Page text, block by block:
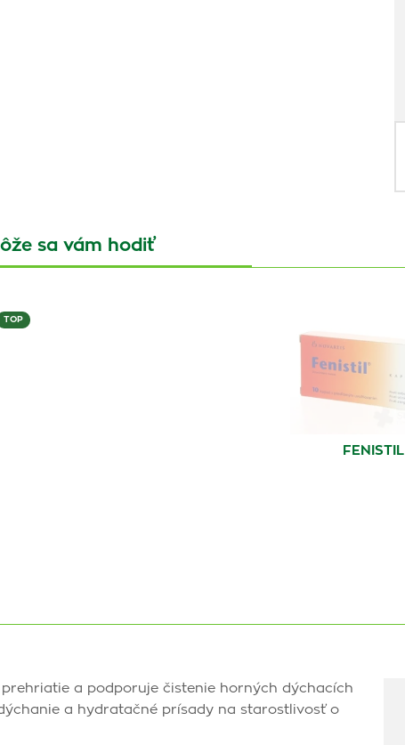
sa vám hodiť
TOP
FENISTIL
prehriatie a podporuje čistenie horných dýchacích
a hydratačné prísady na starostlivosť o